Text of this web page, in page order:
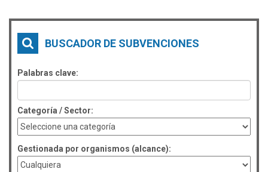
BUSCADOR DE SUBVENCIONES
Palabras clave:
Categoría / Sector:
Gestionada por organismos (alcance):